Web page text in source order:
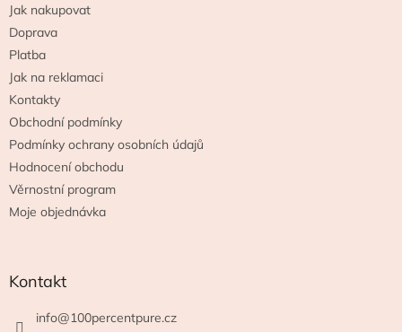
Jak nakupovat
Doprava
Platba
Jak na reklamaci
Kontakty
Obchodní podmínky
Podmínky ochrany osobních údajů
Hodnocení obchodu
Věrnostní program
Moje objednávka
Kontakt
info@100percentpure.cz